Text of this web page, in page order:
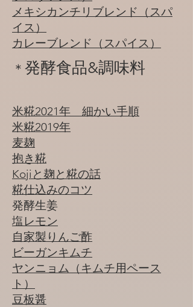
​​メキシカンチリブレンド（スパ
イス）
カレーブレンド（スパイス）
​＊ 発酵食品&調味料
米糀2021年 細かい手順
米糀2019年
麦麹
抱き糀
Kojiと麹と糀の話
糀仕込みのコツ
発酵生姜
塩レモン
​​自家製りんご酢
ビーガンキムチ
​ヤンニョム（キムチ用ペース
ト）
豆板醤